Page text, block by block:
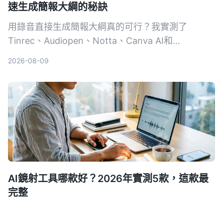
速生成簡報大綱的秘訣
用錄音直接生成簡報大綱真的可行？我實測了
Tinrec、Audiopen、Notta、Canva AI和
這篇都會幫你找到最適合的方案。
2026-08-09
AI鏡射工具哪款好？2026年實測5款，這款最
完整